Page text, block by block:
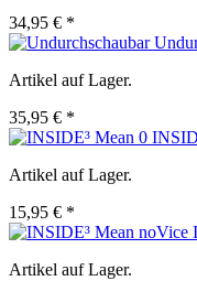
34,95 € *
Artikel auf Lager.
35,95 € *
Artikel auf Lager.
15,95 € *
Artikel auf Lager.